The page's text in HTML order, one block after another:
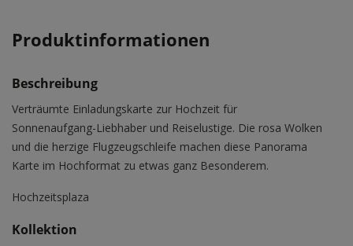
Produktinformationen
Beschreibung
Verträumte Einladungskarte zur Hochzeit für
Sonnenaufgang-Liebhaber und Reiselustige. Die rosa Wolken
und die herzige Flugzeugschleife machen diese Panorama
Karte im Hochformat zu etwas ganz Besonderem.
Hochzeitsplaza
Kollektion